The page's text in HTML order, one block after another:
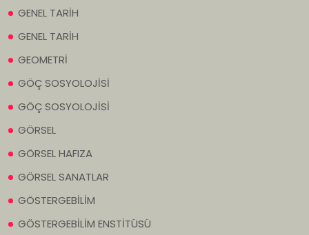
GENEL TARİH
GENEL TARİH
GEOMETRİ
GÖÇ SOSYOLOJİSİ
GÖÇ SOSYOLOJİSİ
GÖRSEL
GÖRSEL HAFIZA
GÖRSEL SANATLAR
GÖSTERGEBİLİM
GÖSTERGEBİLİM ENSTİTÜSÜ